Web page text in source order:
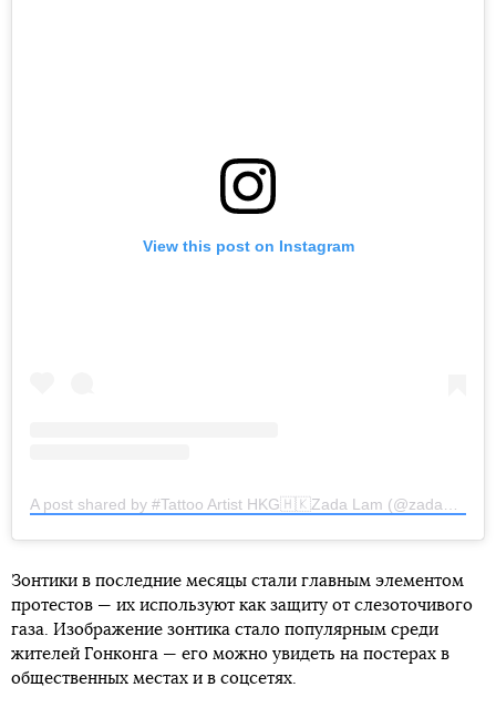
View this post on Instagram
Зонтики в последние месяцы стали главным элементом
протестов — их используют как защиту от слезоточивого
газа. Изображение зонтика стало популярным среди
жителей Гонконга — его можно увидеть на постерах в
общественных местах и в соцсетях.